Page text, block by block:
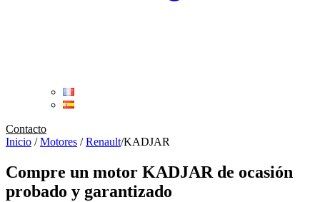
Contacto
Inicio / Motores / Renault/KADJAR
Compre un motor KADJAR de ocasión
probado y garantizado